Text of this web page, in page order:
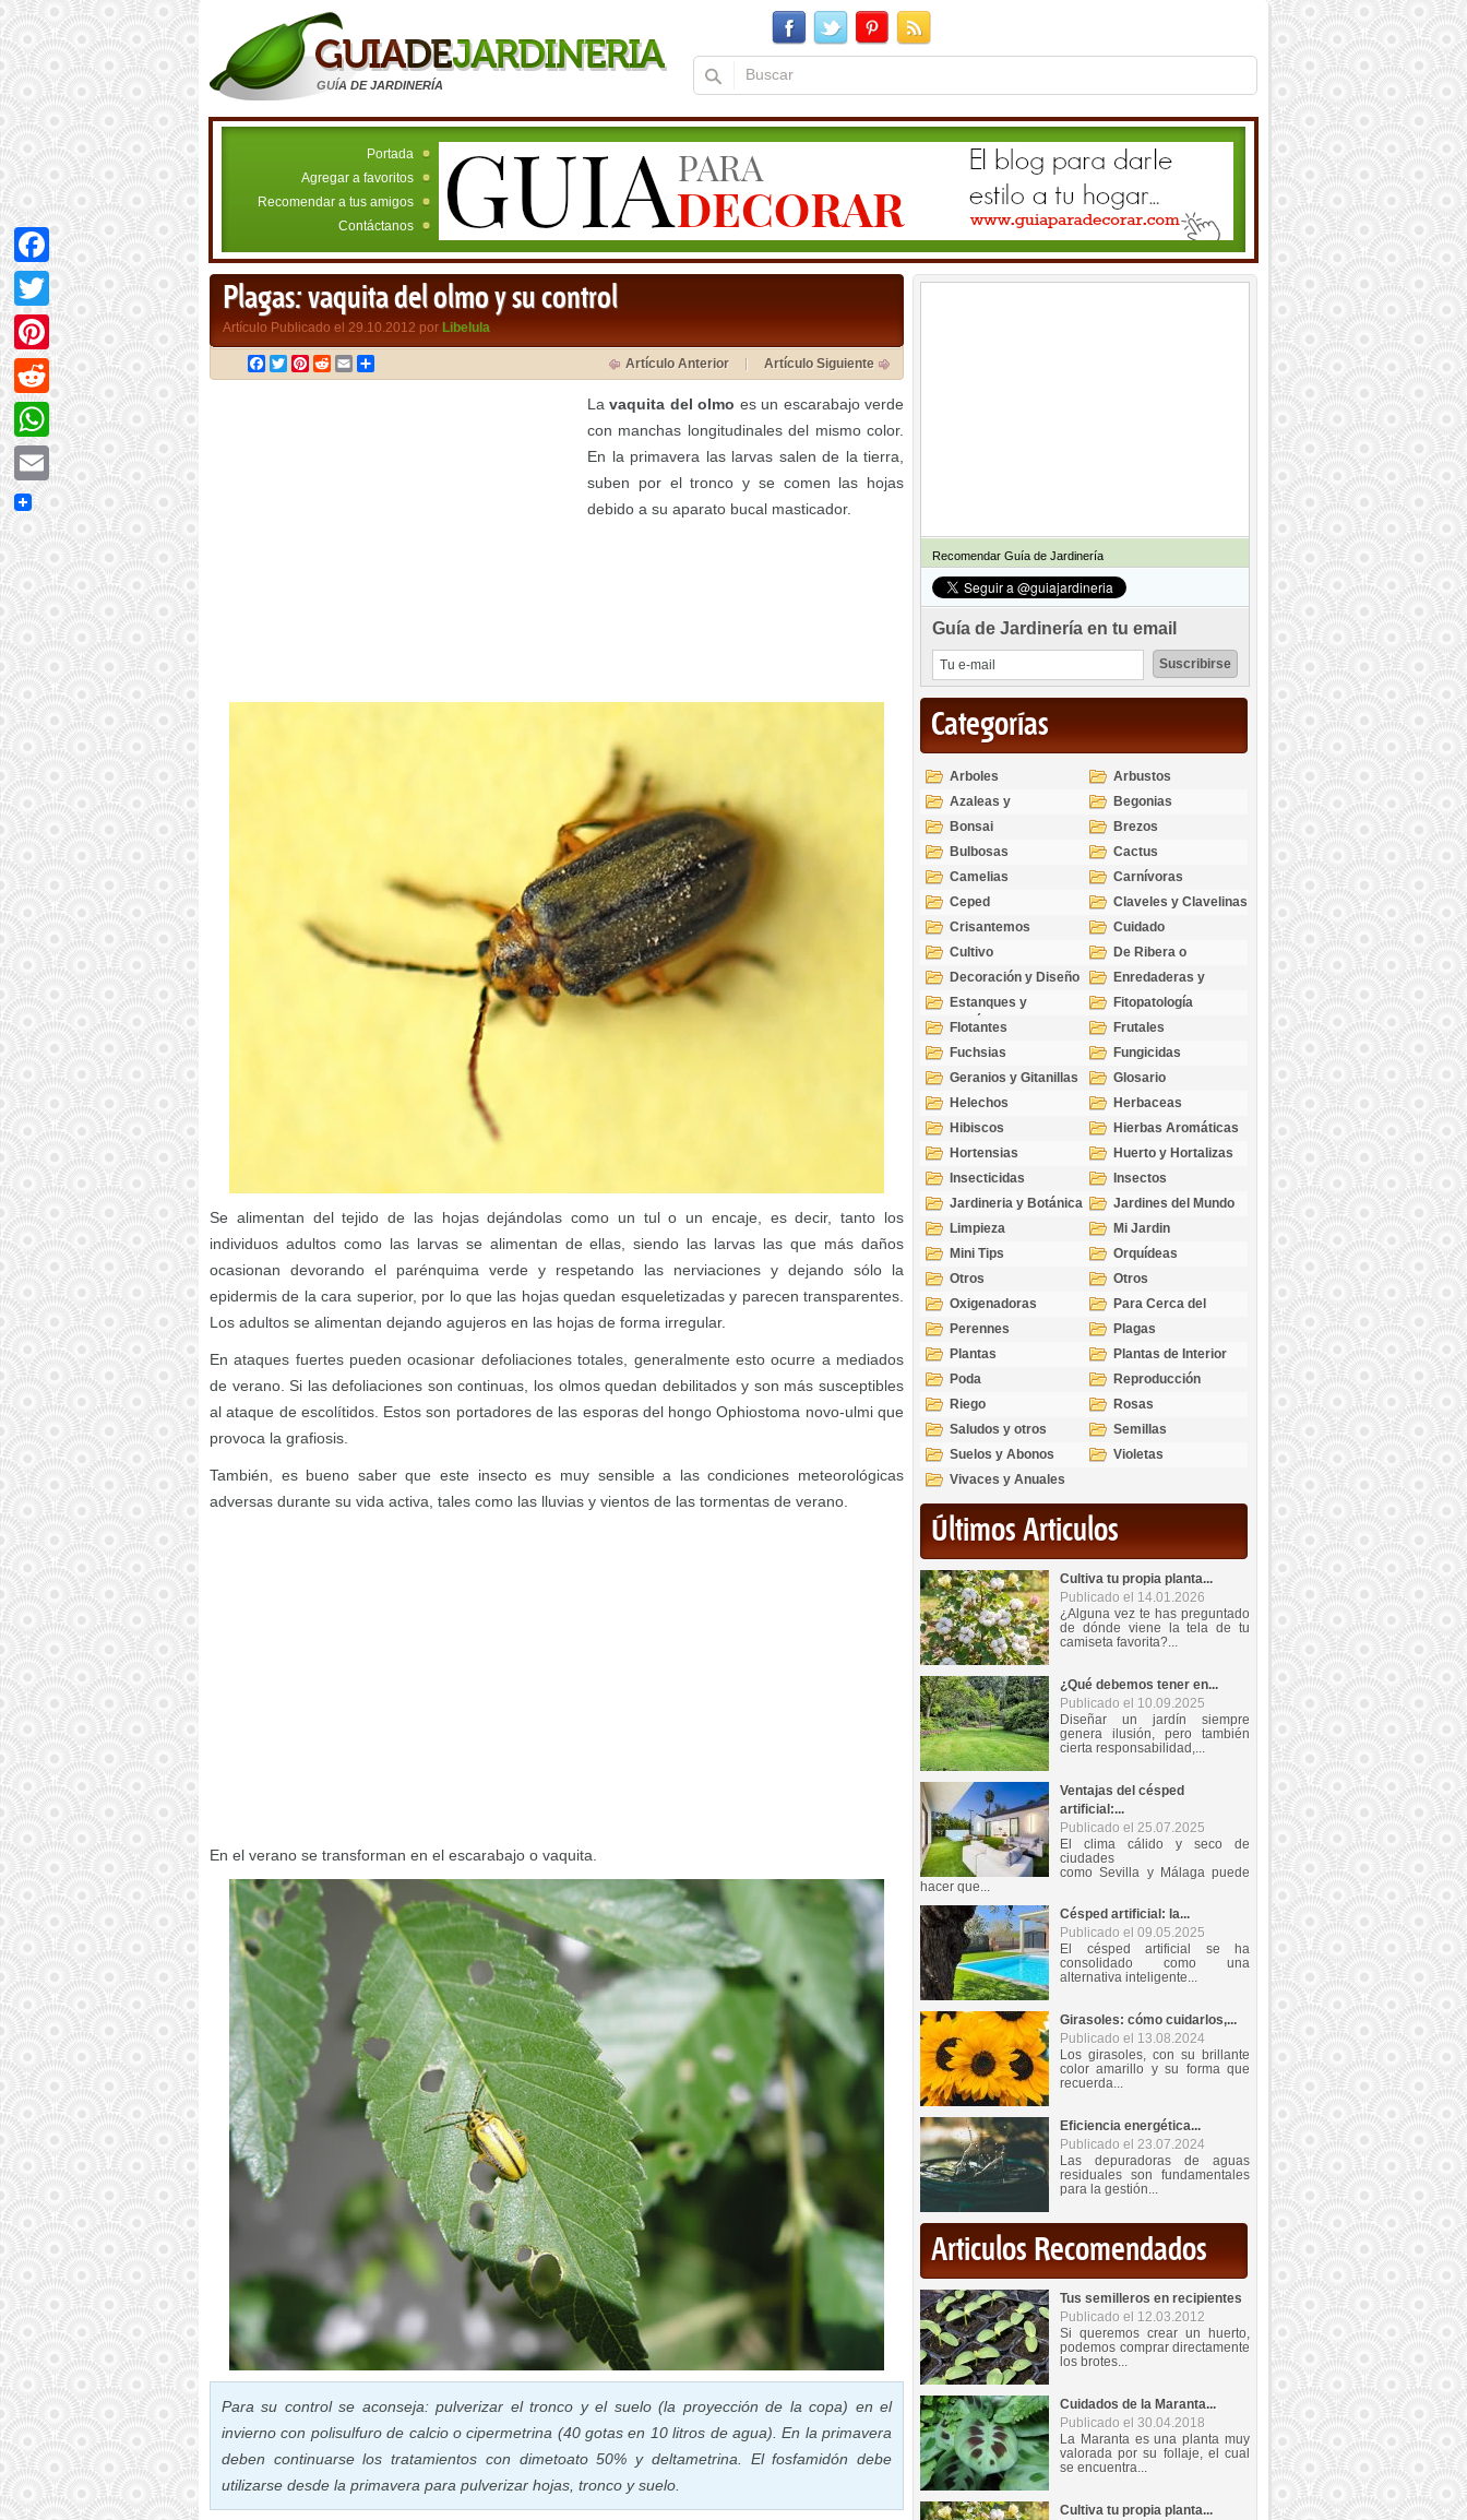
GUÍA DE JARDINERÍA
Portada
Agregar a favoritos
Recomendar a tus amigos
Contáctanos
Plagas: vaquita del olmo y su control
Artículo Publicado el 29.10.2012 por Libelula
Facebook
TwitterPinterest
RedditEmail Artículo Anterior Artículo Siguiente
Lavaquita del olmo es un escarabajo verde
con manchas longitudinales del mismo color.
En la primavera las larvas salen de la tierra,
suben por el tronco y se comen las hojas
debido a su aparato bucal masticador.
Se alimentan del tejido de las hojas dejándolas como un tul o un encaje, es decir, tanto los
individuos adultos como las larvas se alimentan de ellas, siendo las larvas las que más daños
ocasionan devorando el parénquima verde y respetando las nerviaciones y dejando sólo la
epidermis de la cara superior, por lo que las hojas quedan esqueletizadas y parecen transparentes.
Los adultos se alimentan dejando agujeros en las hojas de forma irregular.
En ataques fuertes pueden ocasionar defoliaciones totales, generalmente esto ocurre a mediados
de verano. Si las defoliaciones son continuas, los olmos quedan debilitados y son más susceptibles
al ataque de escolítidos. Estos son portadores de las esporas del hongo Ophiostoma novo-ulmi que
provoca la grafiosis.
También, es bueno saber que este insecto es muy sensible a las condiciones meteorológicas
adversas durante su vida activa, tales como las lluvias y vientos de las tormentas de verano.
En el verano se transforman en el escarabajo o vaquita.
Para su control se aconseja: pulverizar el tronco y el suelo (la proyección de la copa) en el
invierno con polisulfuro de calcio o cipermetrina (40 gotas en 10 litros de agua). En la primavera
deben continuarse los tratamientos con dimetoato 50% y deltametrina. El fosfamidón debe
utilizarse desde la primavera para pulverizar hojas, tronco y suelo.
Recomendar Guía de Jardinería
Guía de Jardinería en tu email
Categorías
Arboles
Arbustos
Azaleas y
Rododendros
Begonias
Bonsai
Brezos
Bulbosas
Cactus
Camelias
Carnívoras
Ceped
Claveles y Clavelinas
Crisantemos
Cuidado
Cultivo
De Ribera o
Palustres
Decoración y Diseño
Enredaderas y
cubresuelos
Estanques y
Acuáticas
Fitopatología
Flotantes
Frutales
Fuchsias
Fungicidas
Geranios y Gitanillas
Glosario
Helechos
Herbaceas
Hibiscos
Hierbas Aromáticas
Hortensias
Huerto y Hortalizas
Insecticidas
Insectos
Jardineria y Botánica
Jardines del Mundo
Limpieza
Mi Jardin
Mini Tips
Orquídeas
Otros
Otros
Oxigenadoras
Para Cerca del
Estanque
Perennes
Plagas
Plantas
Plantas de Interior
Poda
Reproducción
Riego
Rosas
Saludos y otros
temas
Semillas
Suelos y Abonos
Violetas
Vivaces y Anuales
Últimos Articulos
Cultiva tu propia planta...
Publicado el 14.01.2026
¿Alguna vez te has preguntado
de dónde viene la tela de tu
camiseta favorita?...
¿Qué debemos tener en...
Publicado el 10.09.2025
Diseñar un jardín siempre
genera ilusión, pero también
cierta responsabilidad,...
Ventajas del césped
artificial:...
Publicado el 25.07.2025
El clima cálido y seco de
ciudades
como Sevilla y Málaga puede
hacer que...
Césped artificial: la...
Publicado el 09.05.2025
El césped artificial se ha
consolidado como una
alternativa inteligente...
Girasoles: cómo cuidarlos,...
Publicado el 13.08.2024
Los girasoles, con su brillante
color amarillo y su forma que
recuerda...
Eficiencia energética...
Publicado el 23.07.2024
Las depuradoras de aguas
residuales son fundamentales
para la gestión...
Articulos Recomendados
Tus semilleros en recipientes
Publicado el 12.03.2012
Si queremos crear un huerto,
podemos comprar directamente
los brotes...
Cuidados de la Maranta...
Publicado el 30.04.2018
La Maranta es una planta muy
valorada por su follaje, el cual
se encuentra...
Cultiva tu propia planta...
Facebook
Twitter
Pinterest
Reddit
WhatsApp
Email